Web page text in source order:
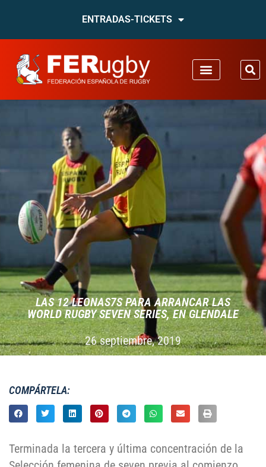
ENTRADAS-TICKETS
LAS 12 LEONAS7S PARA ARRANCAR LAS
WORLD RUGBY SEVEN SERIES, EN GLENDALE
26 septiembre, 2019
COMPÁRTELA:
Terminada la tercera y última concentración de la